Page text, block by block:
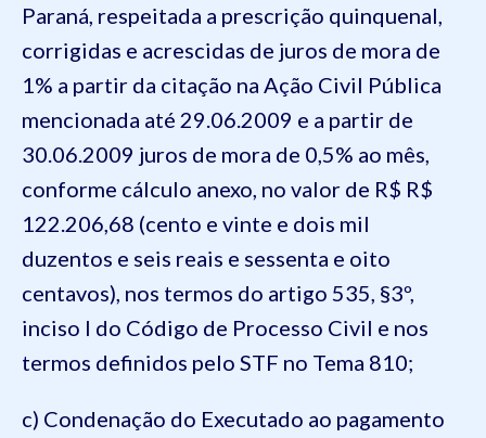
Paraná, respeitada a prescrição quinquenal,
corrigidas e acrescidas de juros de mora de
1% a partir da citação na Ação Civil Pública
mencionada até 29.06.2009 e a partir de
30.06.2009 juros de mora de 0,5% ao mês,
conforme cálculo anexo, no valor de R$ R$
122.206,68 (cento e vinte e dois mil
duzentos e seis reais e sessenta e oito
centavos), nos termos do artigo 535, §3º,
inciso I do Código de Processo Civil e nos
termos definidos pelo STF no Tema 810;
c) Condenação do Executado ao pagamento